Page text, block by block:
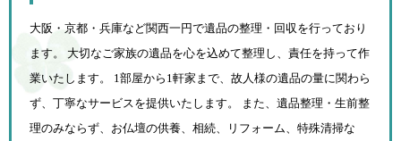
大阪・京都・兵庫など関西一円で遺品の整理・回収を行っており
ます。 大切なご家族の遺品を心を込めて整理し、責任を持って作
業いたします。 1部屋から1軒家まで、故人様の遺品の量に関わら
ず、 丁寧なサービスを提供いたします。 また、遺品整理・生前整
理のみならず、お仏壇の供養、相続、
リフォーム、特殊清掃な